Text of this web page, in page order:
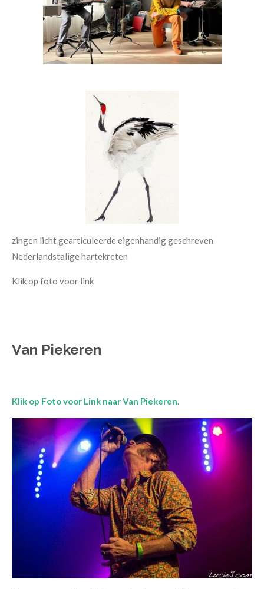
zingen licht gearticuleerde eigenhandig geschreven
Nederlandstalige hartekreten
Klik op foto voor link
Van Piekeren
Klik op Foto voor Link naar Van Piekeren.